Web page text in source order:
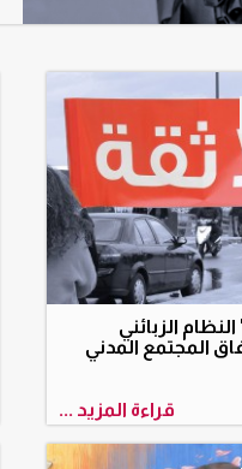
الزبائني
المجتمع المدني
قراءة المزيد ...